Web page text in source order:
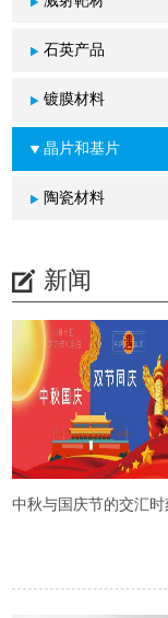
石英产品
镀膜材料
晶片和基片
陶瓷材料
新闻
中秋与国庆节的交汇时